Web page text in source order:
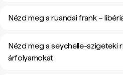
Nézd meg a ruandai frank –
Nézd meg a seychelle-szigeteki
árfolyamokat